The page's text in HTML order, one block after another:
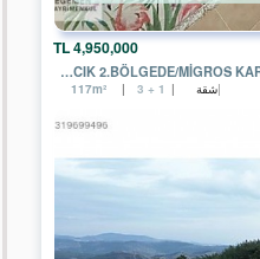
4,950,000 TL
YAPRACIK 2.BÖLGEDE/MİGROS KARŞISI/YAPILI/BOŞ 3+1 SATILIK DAİRE
شقة 117m² 3 + 1